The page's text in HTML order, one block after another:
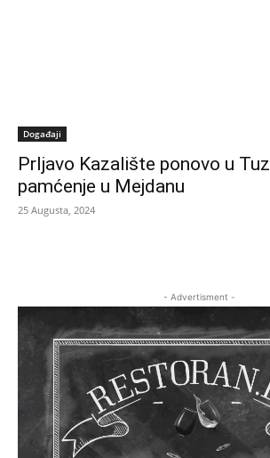
Događaji
Prljavo Kazalište ponovo u
pamćenje u Mejdanu
25 Augusta, 2024
- Advertisment -